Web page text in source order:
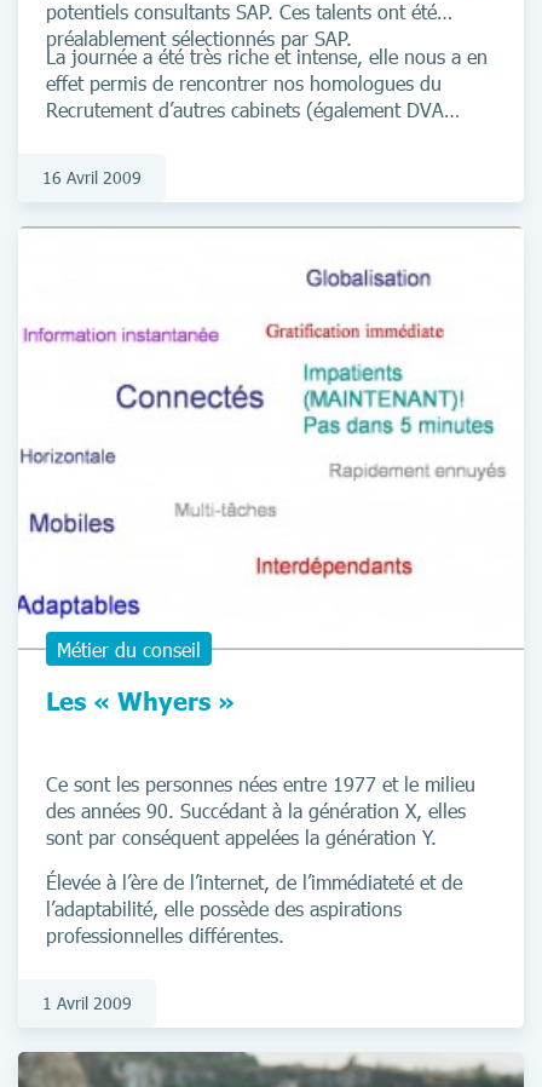
potentiels consultants SAP. Ces talents ont été
préalablement sélectionnés par SAP.
La journée a été très riche et intense, elle nous a en
effet permis de rencontrer nos homologues du
Recrutement d’autres cabinets (également DVA
16 Avril 2009
Métier du conseil
Les « Whyers »
Ce sont les personnes nées entre 1977 et le milieu
des années 90. Succédant à la génération X, elles
sont par conséquent appelées la génération Y.
Élevée à l’ère de l’internet, de l’immédiateté et de
l’adaptabilité, elle possède des aspirations
professionnelles différentes.
1 Avril 2009